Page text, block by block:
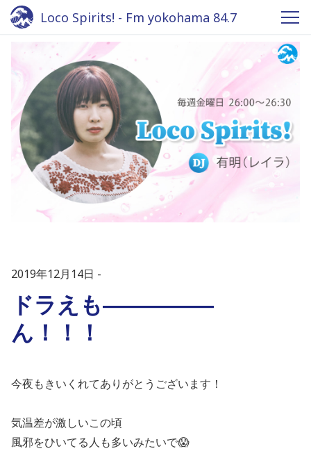
Loco Spirits! - Fm yokohama 84.7
2019年12月14日
ドラえも―――――
ん！！！
今夜もきいくれてありがとうございます！
気温差が激しいこの頃
風邪をひいてる人も多いみたいで😱